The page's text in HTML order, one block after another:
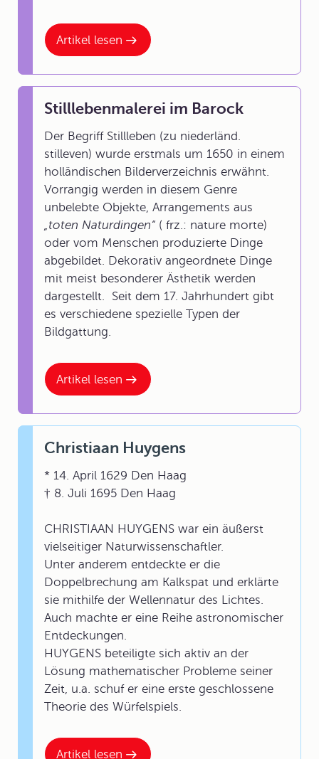
Artikel lesen
Artikel lesen
Stilllebenmalerei im Barock
Der Begriff Stillleben (zu niederländ.
stilleven) wurde erstmals um 1650 in einem
holländischen Bilderverzeichnis erwähnt.
Vorrangig werden in diesem Genre
unbelebte Objekte, Arrangements aus
„toten Naturdingen“ ( frz.: nature morte)
oder vom Menschen produzierte Dinge
abgebildet. Dekorativ angeordnete Dinge
mit meist besonderer Ästhetik werden
dargestellt. Seit dem 17. Jahrhundert gibt
es verschiedene spezielle Typen der
Bildgattung.
Artikel lesen
Christiaan Huygens
* 14. April 1629 Den Haag
† 8. Juli 1695 Den Haag
CHRISTIAAN HUYGENS war ein äußerst
vielseitiger Naturwissenschaftler.
Unter anderem entdeckte er die
Doppelbrechung am Kalkspat und erklärte
sie mithilfe der Wellennatur des Lichtes.
Auch machte er eine Reihe astronomischer
Entdeckungen.
HUYGENS beteiligte sich aktiv an der
Lösung mathematischer Probleme seiner
Zeit, u.a. schuf er eine erste geschlossene
Theorie des Würfelspiels.